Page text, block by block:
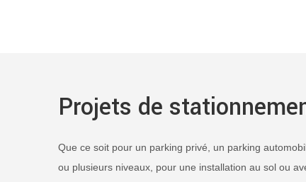
Projets de
Que ce soit pour un parking privé, un parking
ou plusieurs niveaux, pour une installation au sol ou